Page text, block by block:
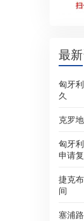
最
匈牙
久
克罗
匈牙
申请
捷克
间
塞浦